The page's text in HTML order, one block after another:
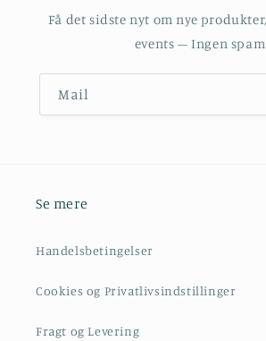
Få det sidste nyt om nye
events – Ingen spam
Mail
Se mere
Handelsbetingelser
Cookies og Privatlivsindstillinger
Fragt og Levering